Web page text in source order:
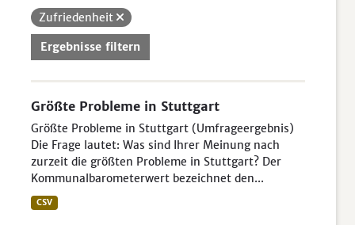
Zufriedenheit
Ergebnisse filtern
Größte Probleme in Stuttgart
Größte Probleme in Stuttgart (Umfrageergebnis)
Die Frage lautet: Was sind Ihrer Meinung nach
zurzeit die größten Probleme in Stuttgart? Der
Kommunalbarometerwert bezeichnet den...
CSV